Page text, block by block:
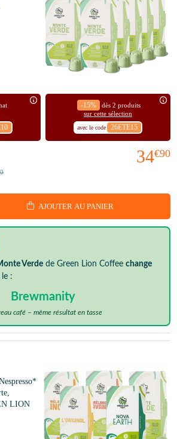
-15%
dès 2 produits
sur cette sélection
avec le code 26ETE15
34€90
AJOUTER AU PANIER
Verde de Green Lion Coffee change
:
Brewmanity
café – même résultat en tasse
LION